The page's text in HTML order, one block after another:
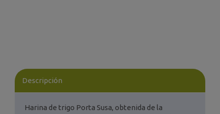
Descripción
Harina de trigo Porta Susa, obtenida de la